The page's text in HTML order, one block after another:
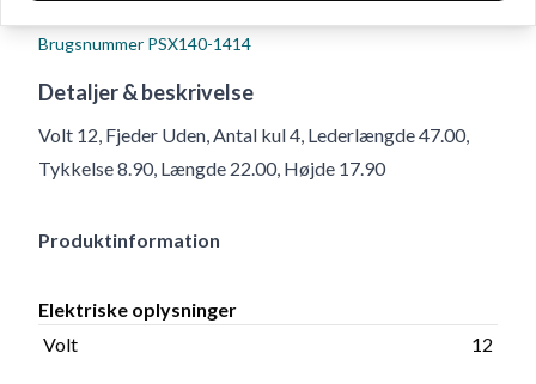
Brugsnummer PSX140-1414
Detaljer & beskrivelse
Volt 12, Fjeder Uden, Antal kul 4, Lederlængde 47.00,
Tykkelse 8.90, Længde 22.00, Højde 17.90
Produktinformation
Elektriske oplysninger
Volt
12